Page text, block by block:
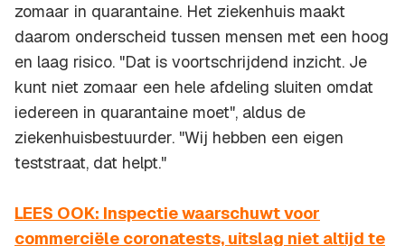
zomaar in quarantaine. Het ziekenhuis maakt
daarom onderscheid tussen mensen met een hoog
en laag risico. "Dat is voortschrijdend inzicht. Je
kunt niet zomaar een hele afdeling sluiten omdat
iedereen in quarantaine moet", aldus de
ziekenhuisbestuurder. "Wij hebben een eigen
teststraat, dat helpt."
LEES OOK: Inspectie waarschuwt voor
commerciële coronatests, uitslag niet altijd te